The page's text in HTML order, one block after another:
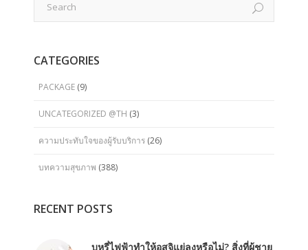
CATEGORIES
PACKAGE (9)
UNCATEGORIZED @TH (3)
ความประทับใจของผู้รับบริการ (26)
บทความสุขภาพ (388)
RECENT POSTS
บุหรี่ไฟฟ้าทำให้อสุจิแย่ลงหรือไม่? สิ่งที่ผู้ชาย